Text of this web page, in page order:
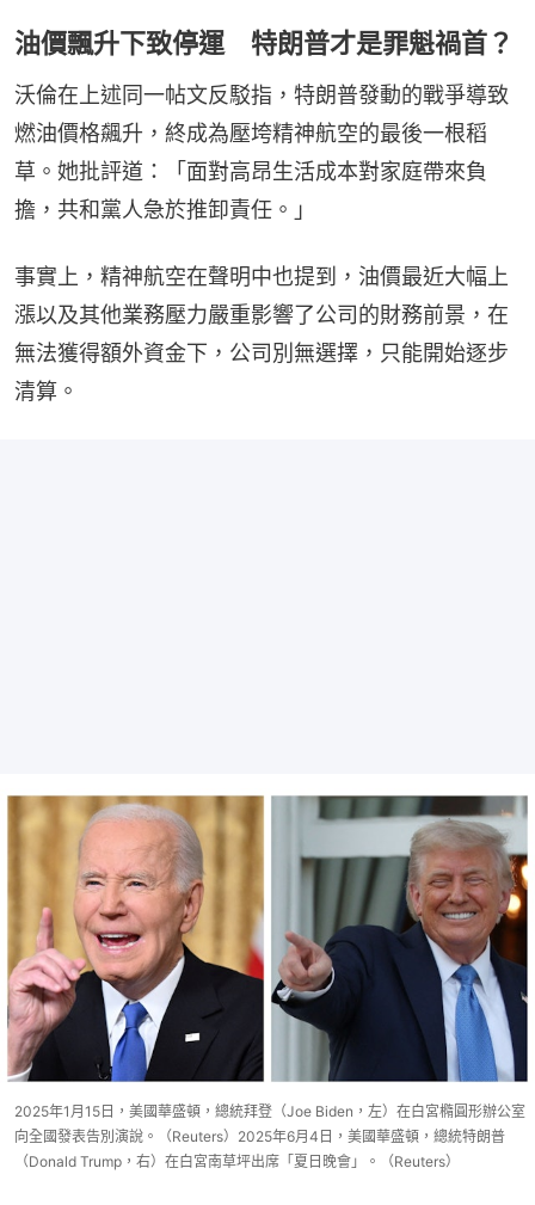
油價飄升下致停運 特朗普才是罪魁禍首？
沃倫在上述同一帖文反駁指，特朗普發動的戰爭導致
燃油價格飆升，終成為壓垮精神航空的最後一根稻
草。她批評道：「面對高昂生活成本對家庭帶來負
擔，共和黨人急於推卸責任。」
事實上，精神航空在聲明中也提到，油價最近大幅上
漲以及其他業務壓力嚴重影響了公司的財務前景，在
無法獲得額外資金下，公司別無選擇，只能開始逐步
清算。
2025年1月15日，美國華盛頓，總統拜登（Joe Biden，左）在白宮橢圓形辦公室
向全國發表告別演說。（Reuters）2025年6月4日，美國華盛頓，總統特朗普
（Donald Trump，右）在白宮南草坪出席「夏日晚會」。（Reuters）